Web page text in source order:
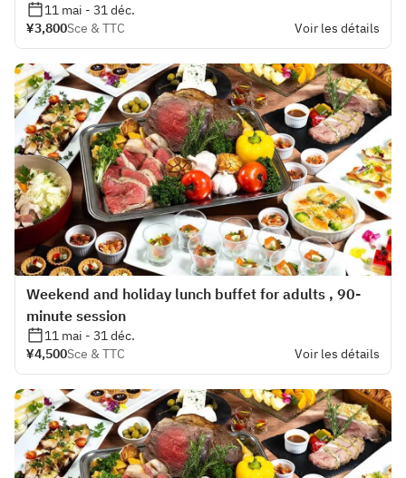
11 mai - 31 déc.
¥3,800Sce & TTC Voir les détails
Weekend and holiday lunch buffet for adults , 90-
minute session
11 mai - 31 déc.
¥4,500Sce & TTC Voir les détails